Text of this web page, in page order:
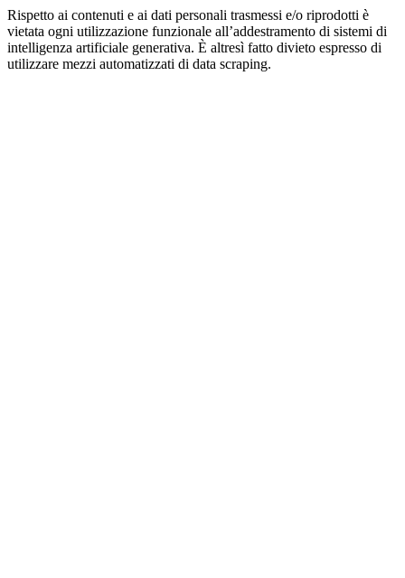
Rispetto ai contenuti e ai dati personali trasmessi e/o riprodotti è
vietata ogni utilizzazione funzionale all’addestramento di sistemi di
intelligenza artificiale generativa. È altresì fatto divieto espresso di
utilizzare mezzi automatizzati di data scraping.